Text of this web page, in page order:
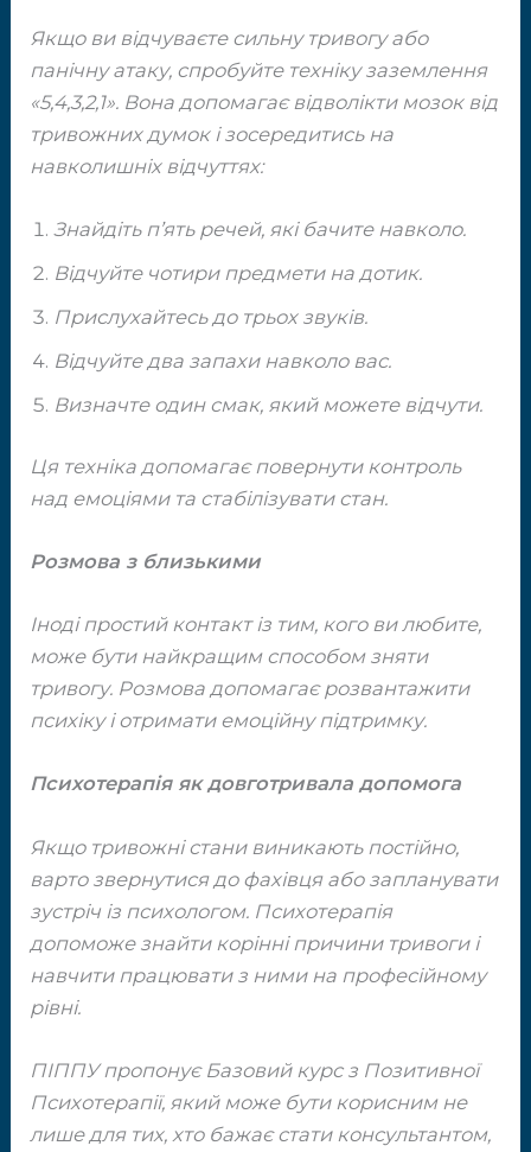
Якщо ви відчуваєте сильну тривогу або
панічну ​атаку, спробуйте техніку заземлення
«5,4,3,2,1». ​Вона допомагає відволікти мозок від
тривожних ​думок і зосередитись на
навколишніх відчуттях:
Знайдіть п’ять речей, які бачите навколо.
Відчуйте чотири предмети на дотик.
Прислухайтесь до трьох звуків.
Відчуйте два запахи навколо вас.
Визначте один смак, який можете відчути.
Ця техніка допомагає повернути контроль
над ​емоціями та стабілізувати стан.
Розмова з близькими
Іноді простий контакт із тим, кого ви любите, ​
може бути найкращим способом зняти
тривогу. ​Розмова допомагає розвантажити
психіку і ​отримати емоційну підтримку.
Психотерапія як довготривала допомога
Якщо тривожні стани виникають постійно,
варто ​звернутися до фахівця або запланувати
зустріч ​із психологом. Психотерапія
допоможе знайти ​корінні причини тривоги і
навчити працювати з ​ними на професійному
рівні.
ПІППУ пропонує Базовий курс з Позитивної ​
Психотерапії, який може бути корисним не ​
лише для тих, хто бажає стати консультантом, ​